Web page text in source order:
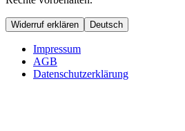
Widerruf erklären Deutsch
Impressum
AGB
Datenschutzerklärung